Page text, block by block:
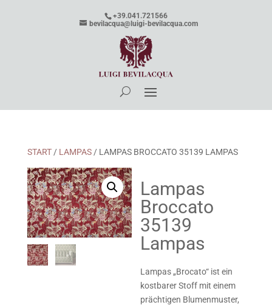
+39.041.721566
bevilacqua@luigi-bevilacqua.com
START/ LAMPAS/ LAMPAS BROCCATO 35139 LAMPAS
Lampas
Broccato
35139
Lampas
Lampas „Brocato“ ist ein
kostbarer Stoff mit einem
prächtigen Blumenmuster,